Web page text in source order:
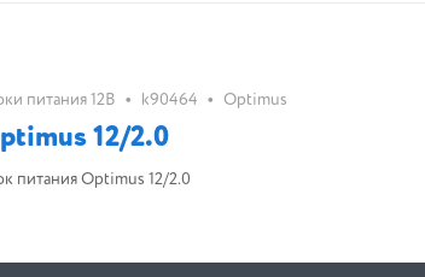
питания 12В • k90464 • Optimus
12/2.0
питания Optimus 12/2.0